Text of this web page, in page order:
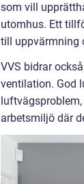
som vill
utomhus. Ett
till uppvärmning
VVS bidrar
ventilation. God
arbetsmiljö där